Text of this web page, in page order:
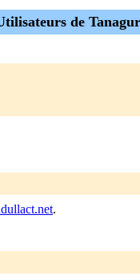
de
.